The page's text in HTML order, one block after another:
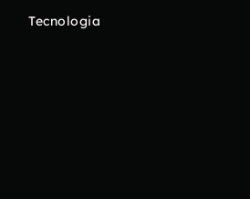
Tecnologia